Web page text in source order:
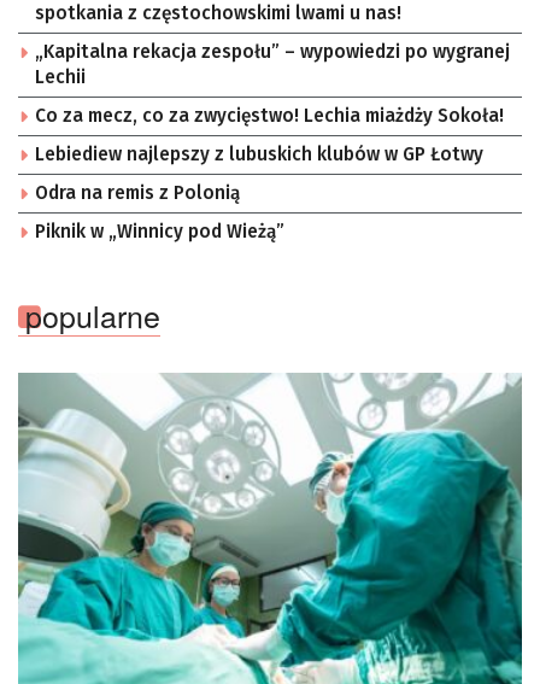
spotkania z częstochowskimi lwami u nas!
„Kapitalna rekacja zespołu” – wypowiedzi po wygranej
Lechii
Co za mecz, co za zwycięstwo! Lechia miażdży Sokoła!
Lebiediew najlepszy z lubuskich klubów w GP Łotwy
Odra na remis z Polonią
Piknik w „Winnicy pod Wieżą”
popularne